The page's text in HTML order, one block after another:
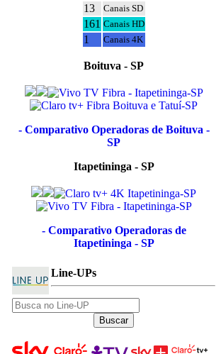
13
Canais SD
161 Canais HD
1 Canais 4K
Boituva - SP
- Comparativo Operadoras de Boituva -
SP
Itapetininga - SP
- Comparativo Operadoras de
Itapetininga - SP
Line-UPs